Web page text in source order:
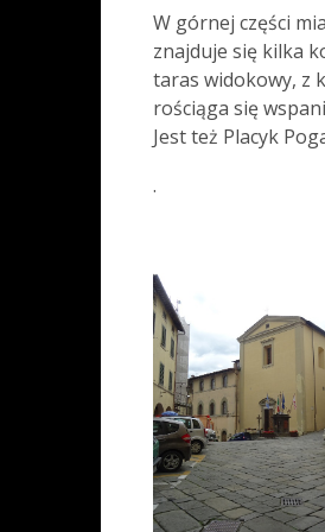
W górnej części
znajduje się kilka
taras widokowy, z
rościąga się
Jest też Placyk
.